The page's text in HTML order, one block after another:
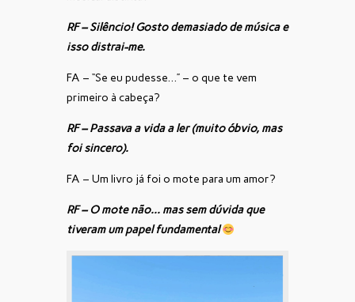
RF – Silêncio! Gosto demasiado de música e
isso distrai-me.
FA – “Se eu pudesse…” – o que te vem
primeiro à cabeça?
RF – Passava a vida a ler (muito óbvio, mas
foi sincero).
FA – Um livro já foi o mote para um amor?
RF – O mote não… mas sem dúvida que
tiveram um papel fundamental